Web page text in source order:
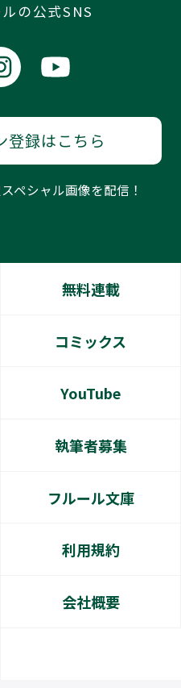
の公式SNS
登録はこちら
ペシャル画像を配信！
無料連載
コミックス
YouTube
執筆者募集
フルール文庫
利用規約
会社概要